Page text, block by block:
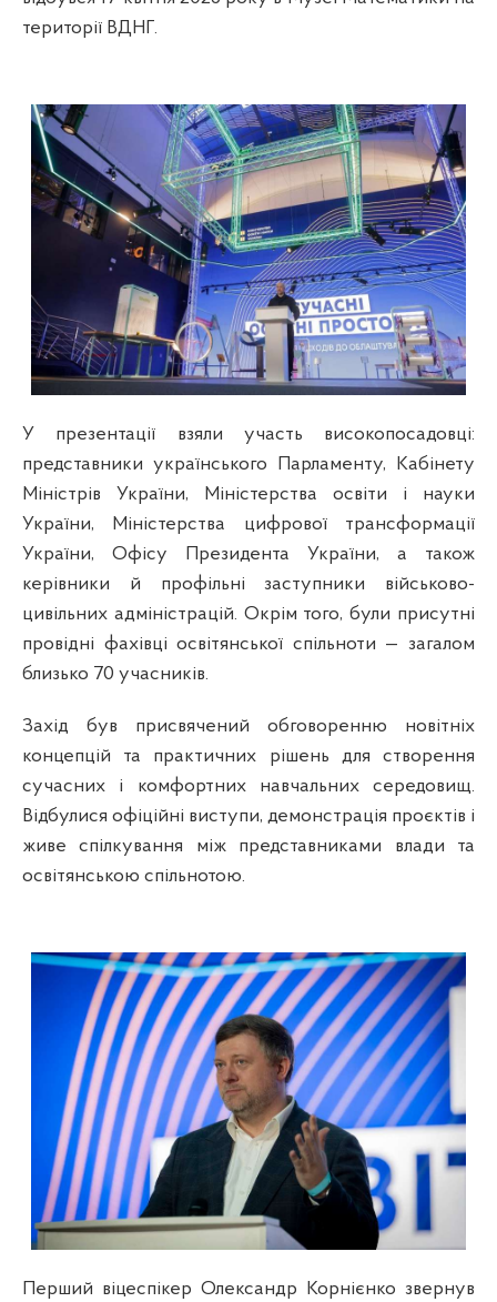
території ВДНГ.
У презентації взяли участь високопосадовці:
представники українського Парламенту, Кабінету
Міністрів України, Міністерства освіти і науки
України, Міністерства цифрової трансформації
України, Офісу Президента України, а також
керівники й профільні заступники військово-
цивільних адміністрацій. Окрім того, були присутні
провідні фахівці освітянської спільноти — загалом
близько 70 учасників.
Захід був присвячений обговоренню новітніх
концепцій та практичних рішень для створення
сучасних і комфортних навчальних середовищ.
Відбулися офіційні виступи, демонстрація проєктів і
живе спілкування між представниками влади та
освітянською спільнотою.
Перший віцеспікер Олександр Корнієнко звернув